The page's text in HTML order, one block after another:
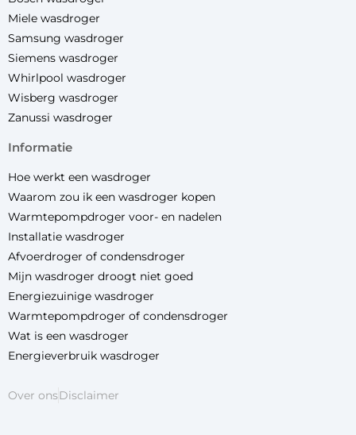
Miele wasdroger
Samsung wasdroger
Siemens wasdroger
Whirlpool wasdroger
Wisberg wasdroger
Zanussi wasdroger
informatie
Hoe werkt een wasdroger
Waarom zou ik een wasdroger kopen
Warmtepompdroger voor- en nadelen
Installatie wasdroger
Afvoerdroger of condensdroger
Mijn wasdroger droogt niet goed
Energiezuinige wasdroger
Warmtepompdroger of condensdroger
Wat is een wasdroger
Energieverbruik wasdroger
Over onsDisclaimer